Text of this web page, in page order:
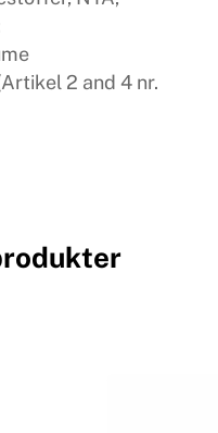
2 and 4 nr.